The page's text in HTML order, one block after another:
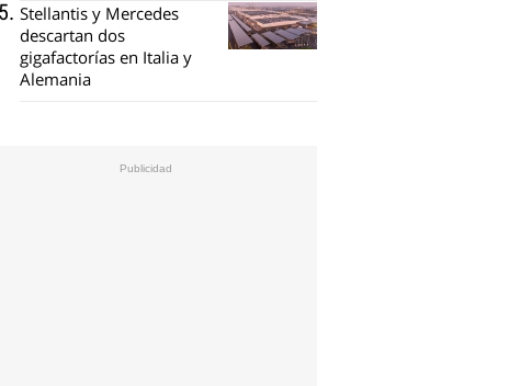
Stellantis y Mercedes
descartan dos
gigafactorías en Italia y
Alemania